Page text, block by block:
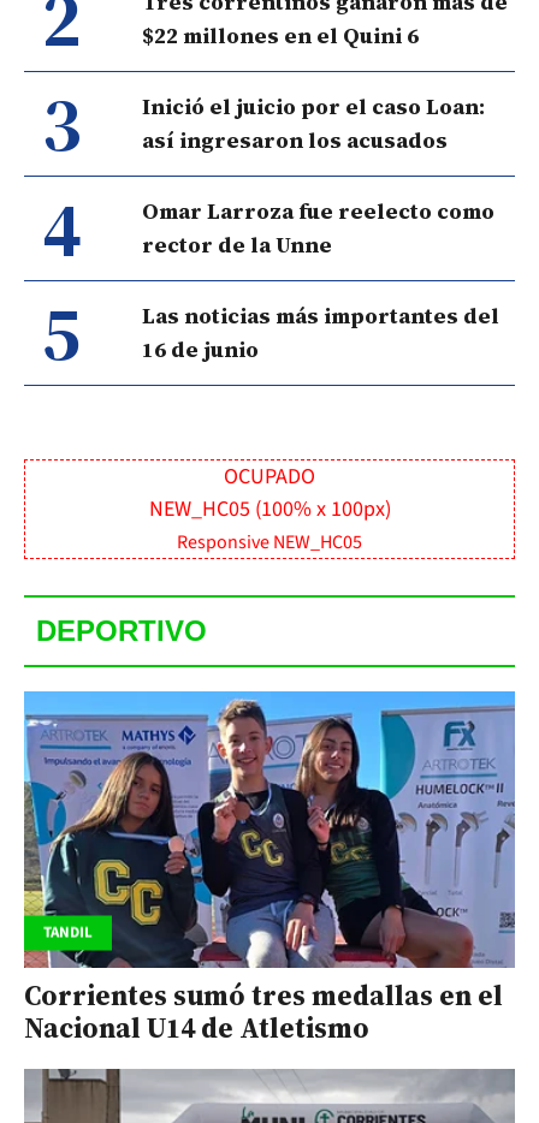
$22 millones en el Quini 6
3
Inició el juicio por el caso Loan:
así ingresaron los acusados
4
Omar Larroza fue reelecto como
rector de la Unne
5
Las noticias más importantes del
16 de junio
OCUPADO
NEW_HC05 (100% x 100px)
Responsive NEW_HC05
DEPORTIVO
TANDIL
Corrientes sumó tres medallas en el
Nacional U14 de Atletismo